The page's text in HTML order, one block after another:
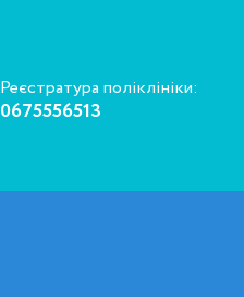
Реєстратура поліклініки:
0675556513